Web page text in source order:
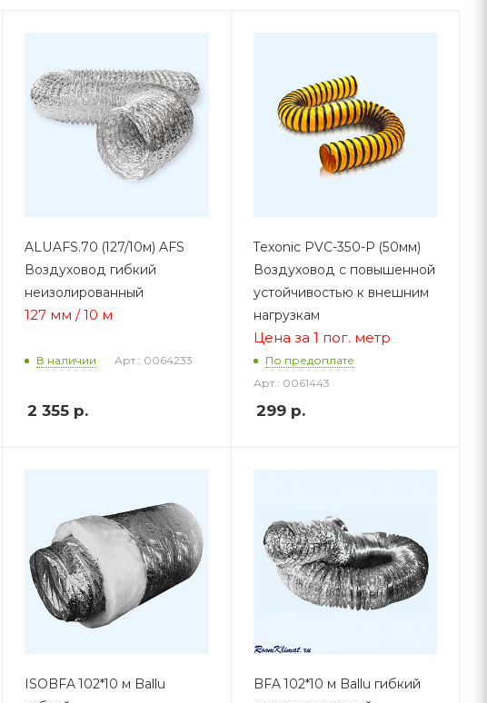
ALUAFS.70 (127/10м) AFS
Воздуховод гибкий
неизолированный
127 мм / 10 м
В наличии Арт.: 0064233
2 355 р.
Texonic PVC-350-P (50мм)
Воздуховод с повышенной
устойчивостью к внешним
нагрузкам
Цена за 1 пог. метр
По предоплате
Арт.: 0061443
299р.
ISOBFA 102*10 м Ballu
BFA 102*10 м Ballu гибкий